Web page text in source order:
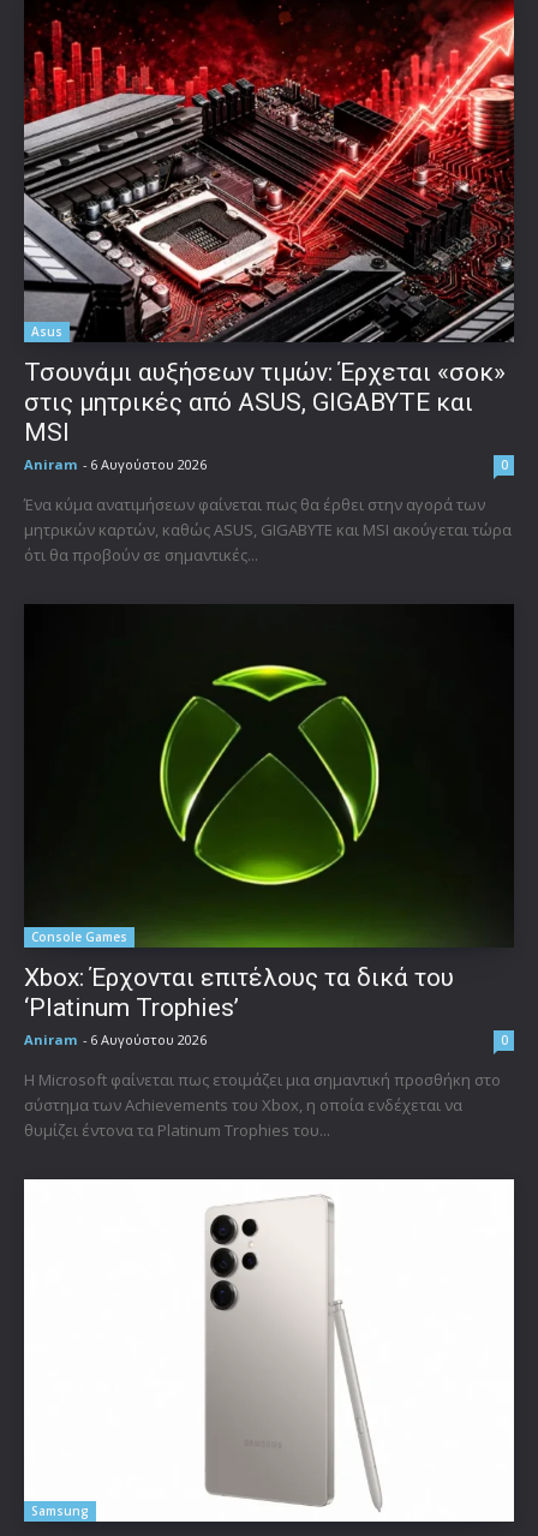
Asus
Τσουνάμι αυξήσεων τιμών: Έρχεται «σοκ»
στις μητρικές από ASUS, GIGABYTE και
MSI
Aniram - 6 Αυγούστου 2026 0
Ένα κύμα ανατιμήσεων φαίνεται πως θα έρθει στην αγορά των
μητρικών καρτών, καθώς ASUS, GIGABYTE και MSI ακούγεται τώρα
ότι θα προβούν σε σημαντικές...
Console Games
Xbox: Έρχονται επιτέλους τα δικά του
‘Platinum Trophies’
Aniram - 6 Αυγούστου 2026 0
Η Microsoft φαίνεται πως ετοιμάζει μια σημαντική προσθήκη στο
σύστημα των Achievements του Xbox, η οποία ενδέχεται να
θυμίζει έντονα τα Platinum Trophies του...
Samsung